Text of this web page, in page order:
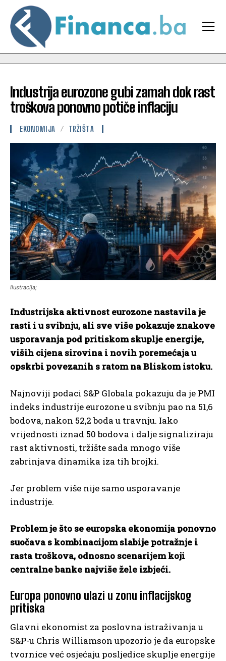
Industrija eurozone gubi zamah dok rast
troškova ponovno potiče inflaciju
EKONOMIJA TRŽIŠTA
Ilustracija;
Industrijska aktivnost eurozone nastavila je
rasti i u svibnju, ali sve više pokazuje znakove
usporavanja pod pritiskom skuplje energije,
viših cijena sirovina i novih poremećaja u
opskrbi povezanih s ratom na Bliskom istoku.
Najnoviji podaci S&P Globala pokazuju da je PMI
indeks industrije eurozone u svibnju pao na 51,6
bodova, nakon 52,2 boda u travnju. Iako
vrijednosti iznad 50 bodova i dalje signaliziraju
rast aktivnosti, tržište sada mnogo više
zabrinjava dinamika iza tih brojki.
Jer problem više nije samo usporavanje
industrije.
Problem je što se europska ekonomija ponovno
suočava s kombinacijom slabije potražnje i
rasta troškova, odnosno scenarijem koji
centralne banke najviše žele izbjeći.
Europa ponovno ulazi u zonu inflacijskog
pritiska
Glavni ekonomist za poslovna istraživanja u
S&P-u Chris Williamson upozorio je da europske
tvornice već osjećaju posljedice skuplje energije